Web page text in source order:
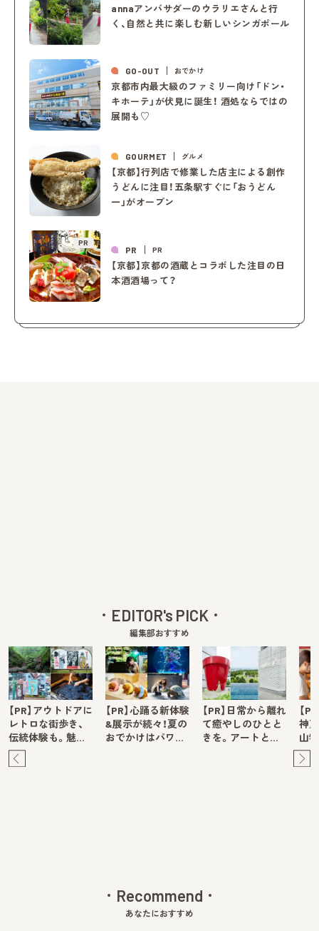
annaアンバサダーのウラリエさんと行
く、自然と共に楽しむ新しいシンガポール
GO-OUT おでかけ
京都市内最大級のファミリー向け「ドン・
キホーテ」が伏見に誕生！ 酒処ならではの
展開も♡
GOURMET グルメ
【京都】行列店で修業した店主による創作
うどんに注目！五条駅すぐに「おうどん
一」がオープン
PR
PR PR
【京都】京都の酒蔵とコラボした注目の日
本酒酒場って？
EDITOR's PICK
編集部おすすめ
【PR】アウトドアに
レトロな街歩き、
伝統体験も。魅…
【PR】心踊る新体験
&展示が続々！夏の
おでかけはパワ…
【PR】日常から離れ
て癒やしのひとと
きを。アートと…
【
神
山
Recommend
あなたにおすすめ